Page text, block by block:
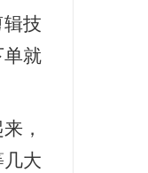
技
就
，
大